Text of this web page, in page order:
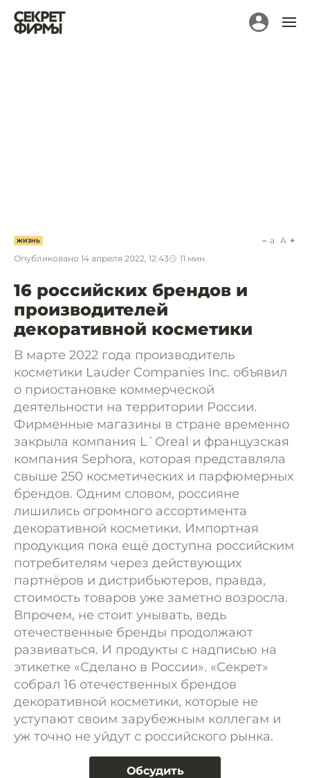
ЖИЗНЬ
Опубликовано 14 апреля 2022, 12:43 11 мин.
a A
16 российских брендов и
производителей
декоративной косметики
В марте 2022 года производитель
косметики Lauder Companies Inc. объявил
о приостановке коммерческой
деятельности на территории России.
Фирменные магазины в стране временно
закрыла компания L`Oreal и французская
компания Sephora, которая представляла
свыше 250 косметических и парфюмерных
брендов. Одним словом, россияне
лишились огромного ассортимента
декоративной косметики. Импортная
продукция пока ещё доступна российским
потребителям через действующих
партнёров и дистрибьютеров, правда,
стоимость товаров уже заметно возросла.
Впрочем, не стоит унывать, ведь
отечественные бренды продолжают
развиваться. И продукты с надписью на
этикетке «Сделано в России». «Секрет»
собрал 16 отечественных брендов
декоративной косметики, которые не
уступают своим зарубежным коллегам и
уж точно не уйдут с российского рынка.
Обсудить